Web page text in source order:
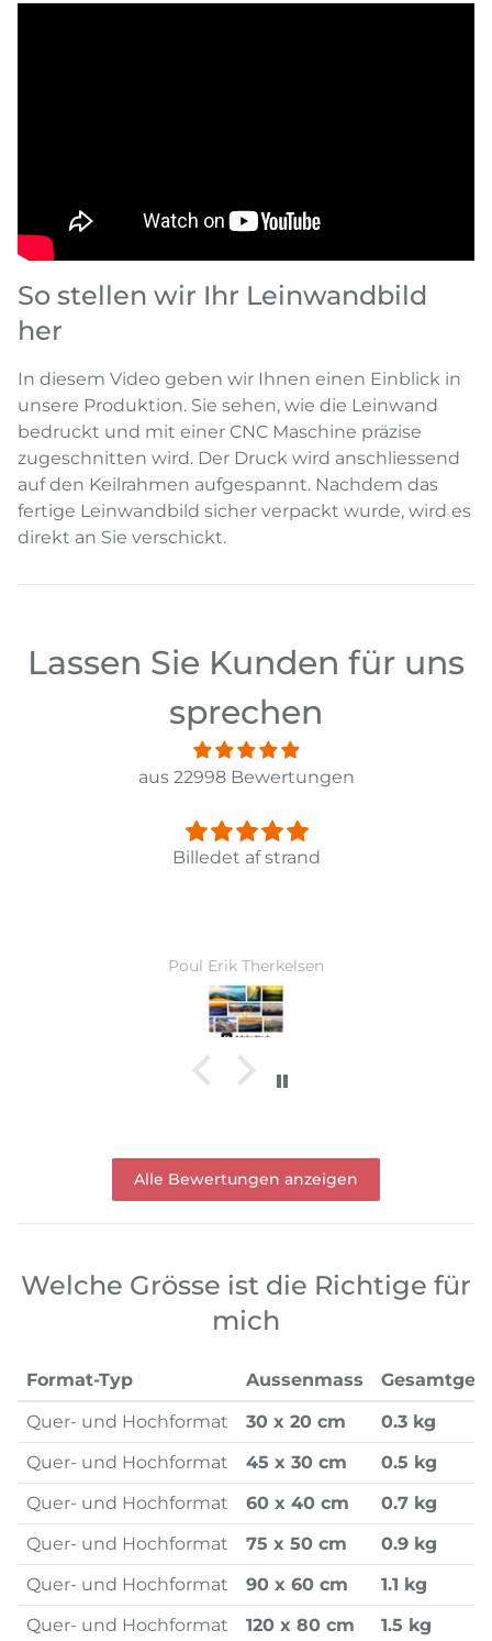
So stellen wir Ihr Leinwandbild
her
In diesem Video geben wir Ihnen einen Einblick in
unsere Produktion. Sie sehen, wie die Leinwand
bedruckt und mit einer CNC Maschine präzise
zugeschnitten wird. Der Druck wird anschliessend
auf den Keilrahmen aufgespannt. Nachdem das
fertige Leinwandbild sicher verpackt wurde, wird es
direkt an Sie verschickt.
Lassen Sie Kunden für uns
sprechen
aus 22998 Bewertungen
Panorama Leinwandbild 3-teilig Old Pier Ii
Ward Monballiu
Alle Bewertungen anzeigen
Welche Grösse ist die Richtige für
mich
Format-Typ Aussenmass
Quer- und Hochformat
30 x 20 cm
0.3 kg
Quer- und Hochformat
45 x 30 cm
0.5 kg
Quer- und Hochformat
60 x 40 cm
0.7 kg
Quer- und Hochformat
75 x 50 cm
0.9 kg
Quer- und Hochformat
90 x 60 cm
1.1 kg
Quer- und Hochformat
120 x 80 cm 1.5 kg